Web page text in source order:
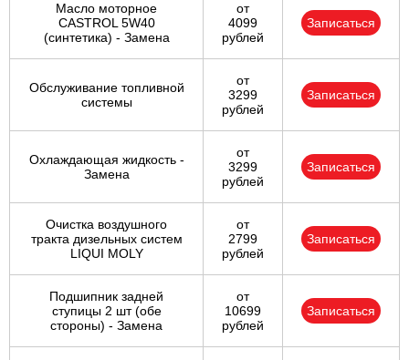
Масло моторное
CASTROL 5W40
(синтетика) - Замена
от
4099
рублей
Записаться
Обслуживание топливной
системы
от
3299
рублей
Записаться
Охлаждающая жидкость -
Замена
от
3299
рублей
Записаться
Очистка воздушного
тракта дизельных систем
LIQUI MOLY
от
2799
рублей
Записаться
Подшипник задней
ступицы 2 шт (обе
стороны) - Замена
от
10699
рублей
Записаться